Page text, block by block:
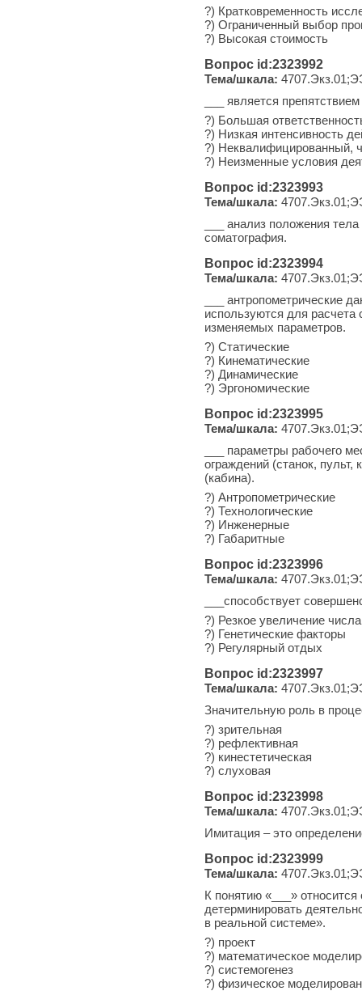
?) Кратковременность
?) Ограниченный выбор
?) Высокая стоимость
Вопрос id:2323992
Тема/шкала:
___ является
?) Большая
?) Низкая интенсивность
?) Неквалифицированный,
?) Неизменные условия
Вопрос id:2323993
Тема/шкала:
___ анализ положения
соматография.
Вопрос id:2323994
Тема/шкала:
___ антропометрические
используются для расчета
изменяемых параметров.
?) Статические
?) Кинематические
?) Динамические
?) Эргономические
Вопрос id:2323995
Тема/шкала:
___ параметры рабочего
ограждений (станок, пульт,
(кабина).
?) Антропометрические
?) Технологические
?) Инженерные
?) Габаритные
Вопрос id:2323996
Тема/шкала:
___способствует
?) Резкое увеличение
?) Генетические факторы
?) Регулярный отдых
Вопрос id:2323997
Тема/шкала:
Значительную роль в
?) зрительная
?) рефлективная
?) кинестетическая
?) слуховая
Вопрос id:2323998
Тема/шкала:
Имитация – это
Вопрос id:2323999
Тема/шкала:
К понятию «___»
детерминировать
в реальной системе».
?) проект
?) математическое
?) системогенез
?) физическое